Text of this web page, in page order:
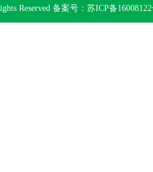
Reserved 备案号： 苏ICP备